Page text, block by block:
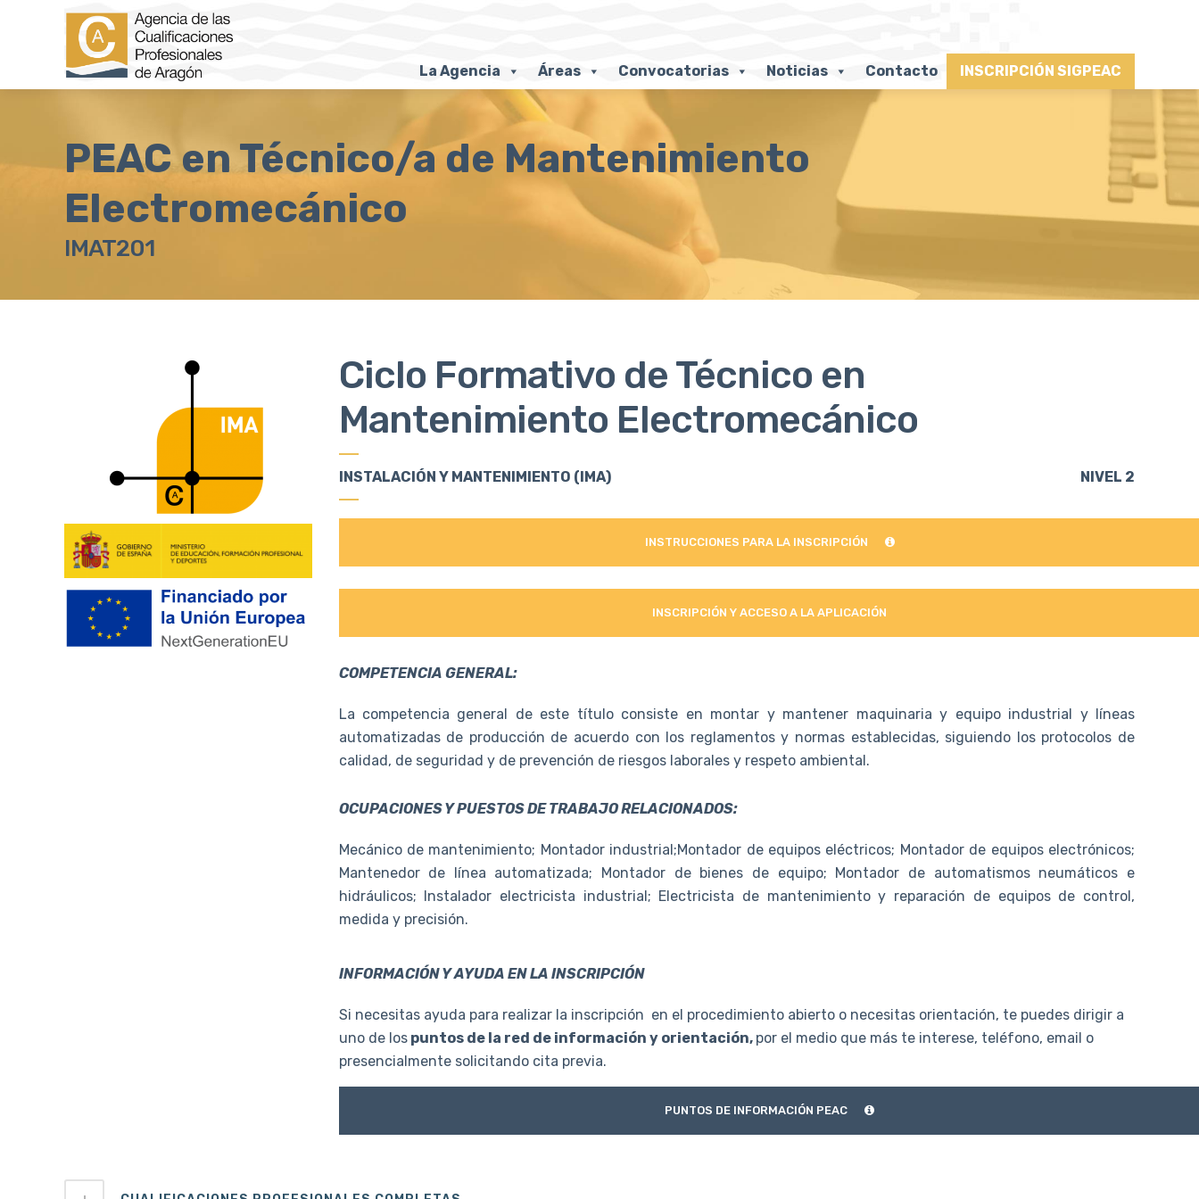
La Agencia Áreas Convocatorias Noticias Contacto INSCRIPCIÓN SIGPEAC
PEAC en Técnico/a de Mantenimiento
Electromecánico
IMAT201
Ciclo Formativo deTécnico en
Mantenimiento Electromecánico
INSTALACIÓN Y MANTENIMIENTO (IMA) NIVEL 2
INSTRUCCIONES PARA LA INSCRIPCIÓN
INSCRIPCIÓN Y ACCESO A LA APLICACIÓN
COMPETENCIA GENERAL:
La competencia general de este título consiste en montar y mantener maquinaria y equipo industrial y líneas
automatizadas de producción de acuerdo con los reglamentos y normas establecidas, siguiendo los protocolos de
calidad, de seguridad y de prevención de riesgos laborales y respeto ambiental.
OCUPACIONES Y PUESTOS DE TRABAJO RELACIONADOS:
Mecánico de mantenimiento; Montador industrial;Montador de equipos eléctricos; Montador de equipos electrónicos;
Mantenedor de línea automatizada; Montador de bienes de equipo; Montador de automatismos neumáticos e
hidráulicos; Instalador electricista industrial; Electricista de mantenimiento y reparación de equipos de control,
medida y precisión.
INFORMACIÓN Y AYUDA EN LA INSCRIPCIÓN
Si necesitas ayuda para realizar la inscripción en el procedimiento abierto o necesitas orientación, te puedes dirigir a
uno de lospuntos de la red de información y orientación, por el medio que más te interese, teléfono, email o
presencialmente solicitando cita previa.
PUNTOS DE INFORMACIÓN PEAC